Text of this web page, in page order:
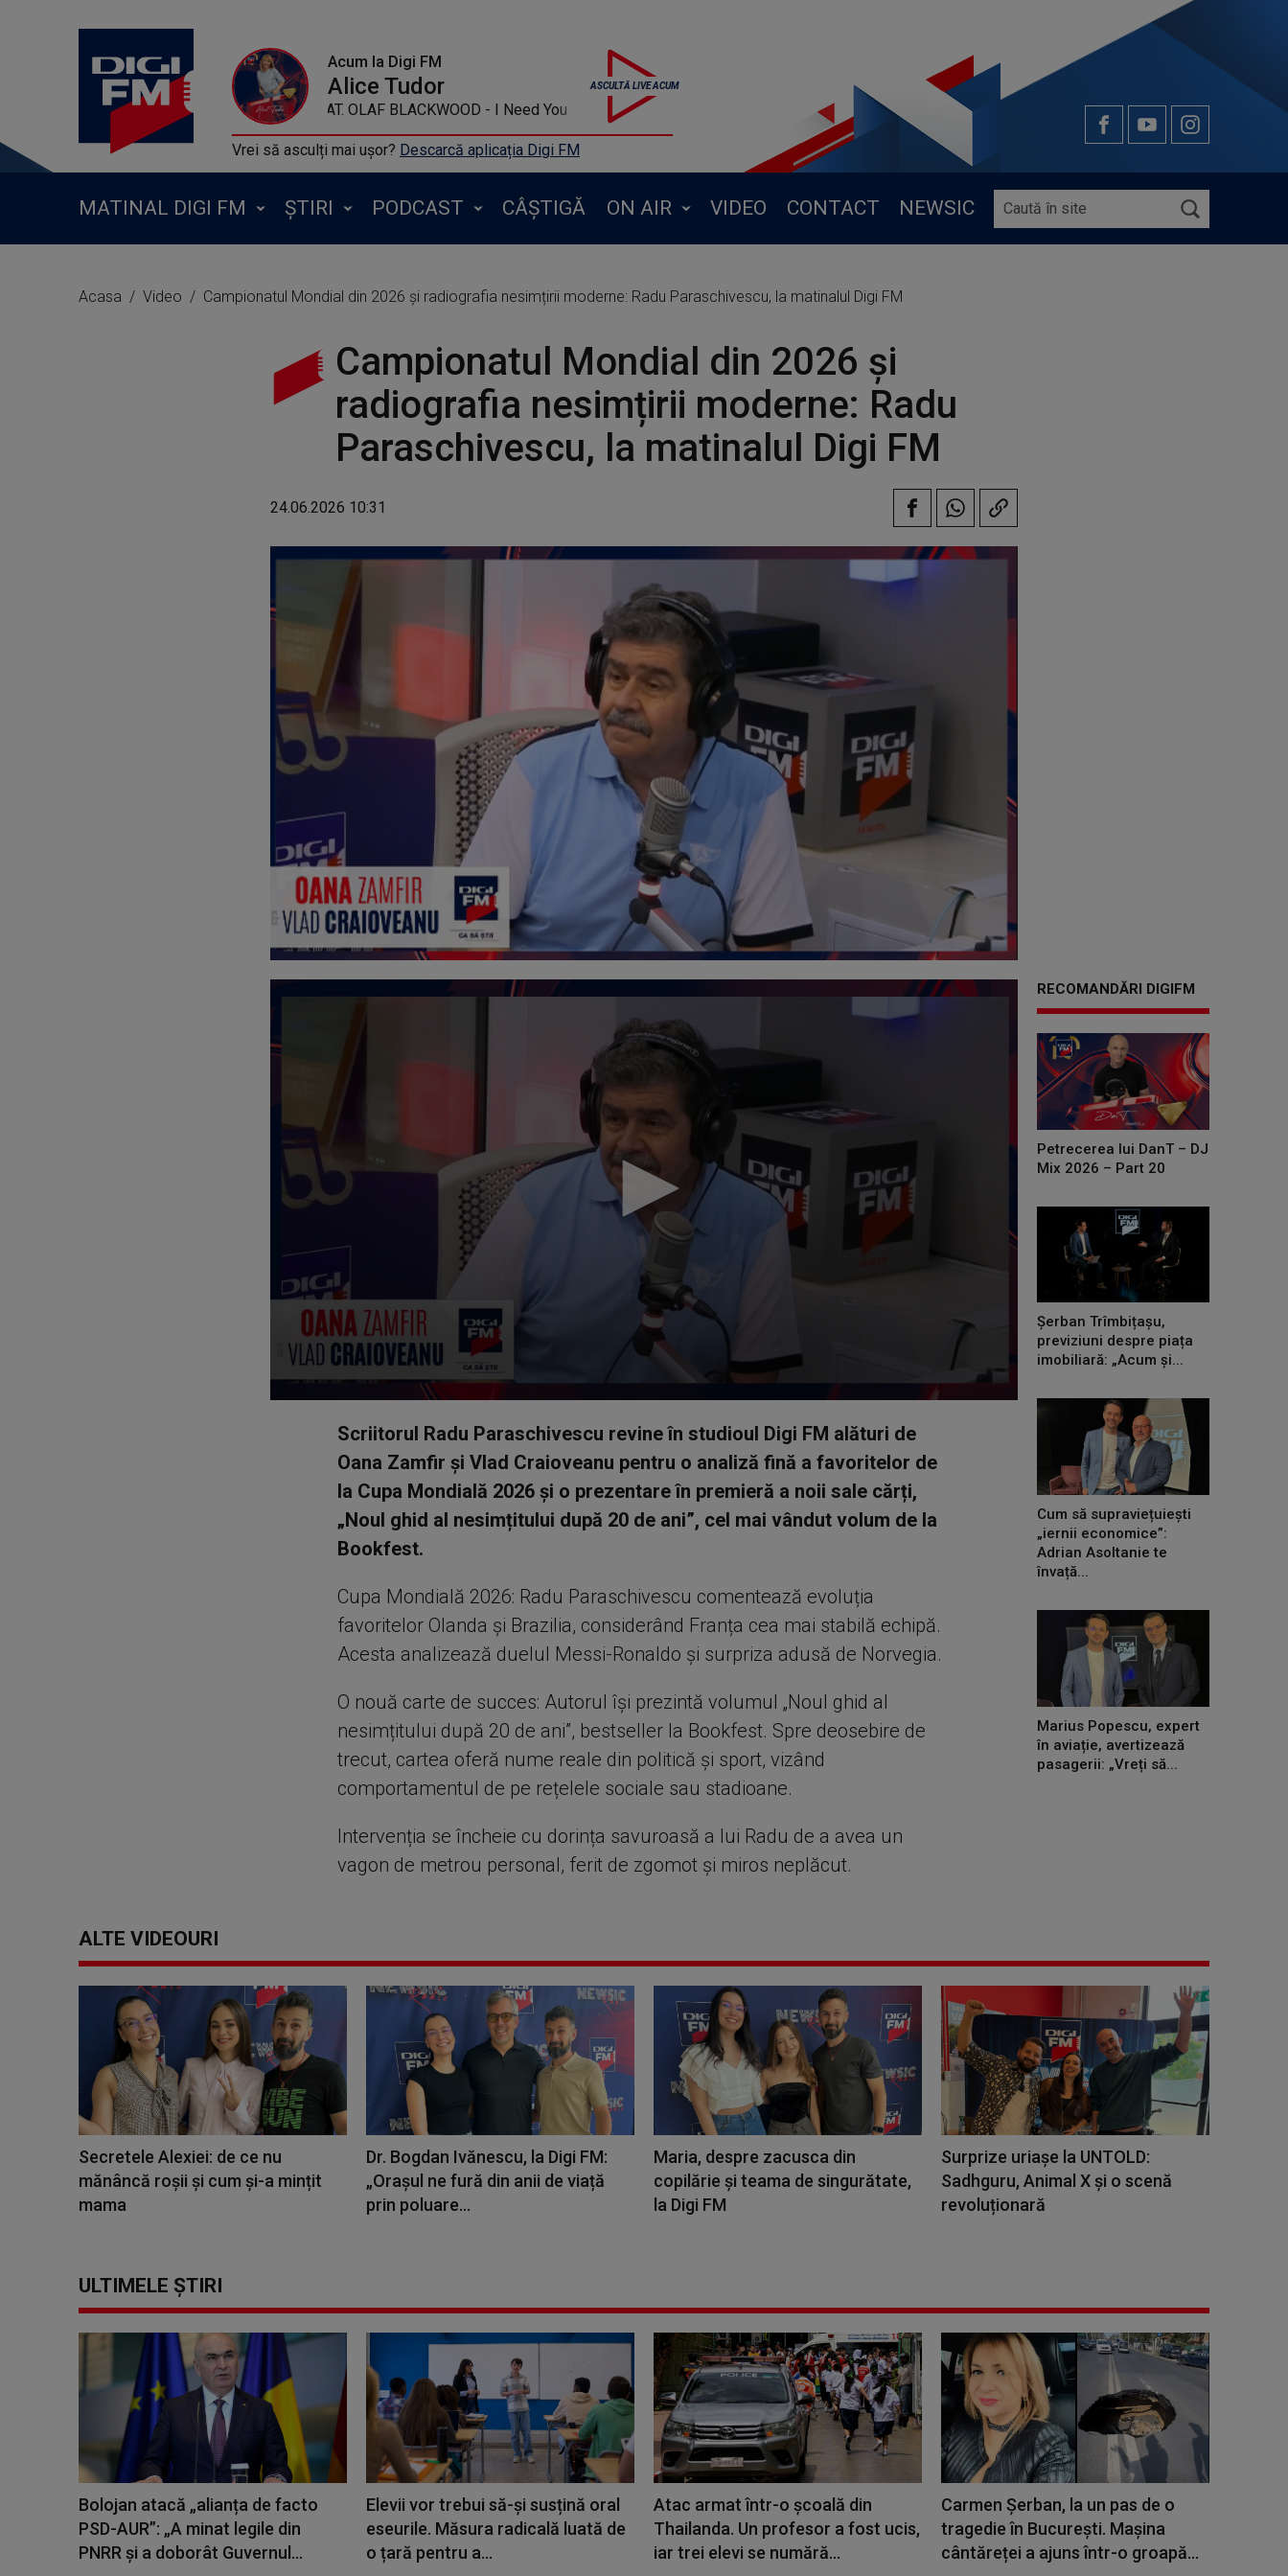
Acum la Digi FM
Alice Tudor
ARMIN VAN BUUREN & GARIBAY FEAT. OLAF BLACKWOOD - I Need You
Vrei să asculți mai ușor? Descarcă aplicația Digi FM
MATINAL DIGI FM ȘTIRI PODCAST CÂȘTIGĂ ON AIR VIDEO CONTACT NEWSIC
Acasa Video Campionatul Mondial din 2026 și radiografia nesimțirii moderne: Radu Paraschivescu, la matinalul Digi FM
Campionatul Mondial din 2026 și
radiografia nesimțirii moderne: Radu
Paraschivescu, la matinalul Digi FM
24.06.2026 10:31
Volume
Scriitorul Radu Paraschivescu revine în studioul Digi FM alături de
Oana Zamfir și Vlad Craioveanu pentru o analiză fină a favoritelor de
la Cupa Mondială 2026 și o prezentare în premieră a noii sale cărți,
„Noul ghid al nesimțitului după 20 de ani”, cel mai vândut volum de la
Bookfest.
Cupa Mondială 2026: Radu Paraschivescu comentează evoluția
favoritelor Olanda și Brazilia, considerând Franța cea mai stabilă echipă.
Acesta analizează duelul Messi-Ronaldo și surpriza adusă de Norvegia.
O nouă carte de succes: Autorul își prezintă volumul „Noul ghid al
nesimțitului după 20 de ani”, bestseller la Bookfest. Spre deosebire de
trecut, cartea oferă nume reale din politică și sport, vizând
comportamentul de pe rețelele sociale sau stadioane.
Intervenția se încheie cu dorința savuroasă a lui Radu de a avea un
vagon de metrou personal, ferit de zgomot și miros neplăcut.
RECOMANDĂRI DIGIFM
Petrecerea lui DanT – DJ
Mix 2026 – Part 20
Șerban Trîmbițașu,
previziuni despre piața
imobiliară: „Acum și...
Cum să supraviețuiești
„iernii economice”:
Adrian Asoltanie te
învață...
Marius Popescu, expert
în aviație, avertizează
pasagerii: „Vreți să...
ALTE VIDEOURI
Secretele Alexiei: de ce nu
mănâncă roșii și cum și-a mințit
mama
Dr. Bogdan Ivănescu, la Digi FM:
„Orașul ne fură din anii de viață
prin poluare...
Maria, despre zacusca din
copilărie și teama de singurătate,
la Digi FM
Surprize uriașe la UNTOLD:
Sadhguru, Animal X și o scenă
revoluționară
ULTIMELE ȘTIRI
Bolojan atacă „alianța de facto
PSD-AUR”: „A minat legile din
PNRR și a doborât Guvernul...
Elevii vor trebui să-și susțină oral
eseurile. Măsura radicală luată de
o țară pentru a...
Atac armat într-o școală din
Thailanda. Un profesor a fost ucis,
iar trei elevi se numără...
Carmen Șerban, la un pas de o
tragedie în București. Mașina
cântăreței a ajuns într-o groapă...